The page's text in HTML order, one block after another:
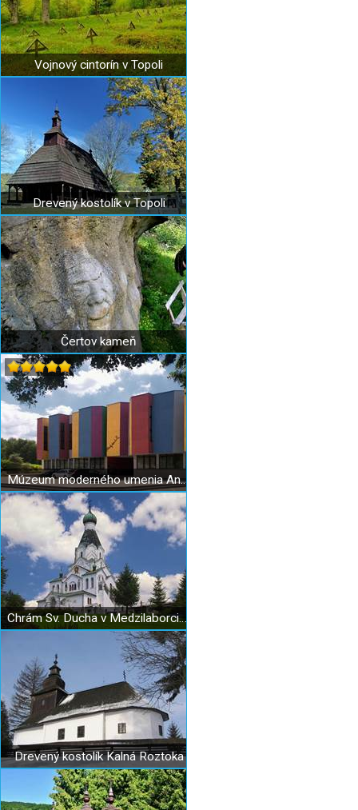
Vojnový cintorín v Topoli
Drevený kostolík v Topoli
Čertov kameň
Múzeum moderného umenia Andyho Warhola
Chrám Sv. Ducha v Medzilaborciach
Drevený kostolík Kalná Roztoka